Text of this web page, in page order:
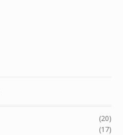
(20)
(17)